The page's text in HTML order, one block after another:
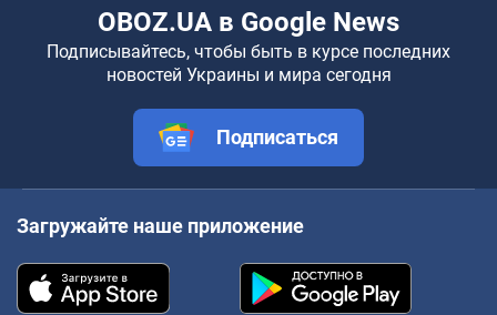
OBOZ.UA в Google News
Подписывайтесь, чтобы быть в курсе последних
новостей Украины и мира сегодня
Подписаться
Загружайте наше приложение